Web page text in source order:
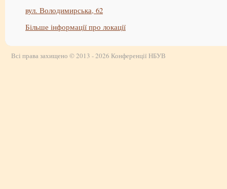
вул. Володимирська, 62
Більше інформації про локації
Всі права захищено © 2013 - 2026 Конференції НБУВ